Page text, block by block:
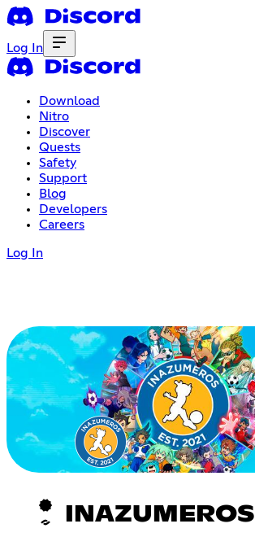
Log In
Download
Nitro
Discover
Quests
Safety
Support
Blog
Developers
Careers
Log In
INAZUMEROS